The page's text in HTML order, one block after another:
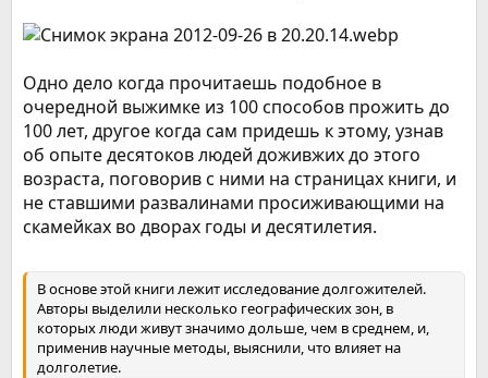
Одно дело когда прочитаешь подобное в
очередной выжимке из 100 способов прожить до
100 лет, другое когда сам придешь к этому, узнав
об опыте десятоков людей доживжих до этого
возраста, поговорив с ними на страницах книги, и
не ставшими развалинами просиживающими на
скамейках во дворах годы и десятилетия.
В основе этой книги лежит исследование долгожителей.
Авторы выделили несколько географических зон, в
которых люди живут значимо дольше, чем в среднем, и,
применив научные методы, выяснили, что влияет на
долголетие.